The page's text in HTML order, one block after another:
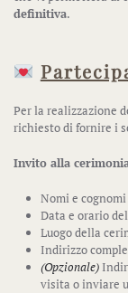
definitiva.
Per la realizzazione
richiesto di fornire i
Invito alla
Nomi e
Data e orario
Luogo della
Indirizzo
(Opzionale)
visita o inviare